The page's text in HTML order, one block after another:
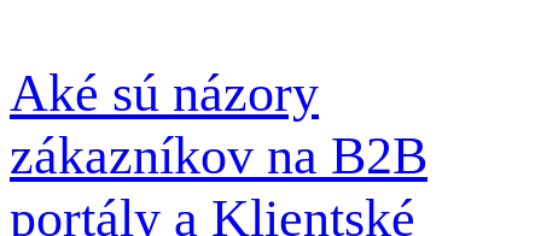
Aké sú názory
zákazníkov na B2B
portály a Klientské